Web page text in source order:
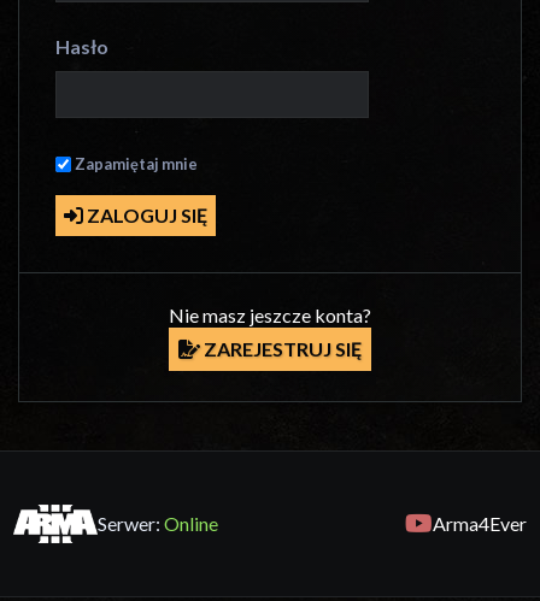
Hasło
Zapamiętaj mnie
ZALOGUJ SIĘ
Nie masz jeszcze konta?
ZAREJESTRUJ SIĘ
Serwer:Online Arma4Ever